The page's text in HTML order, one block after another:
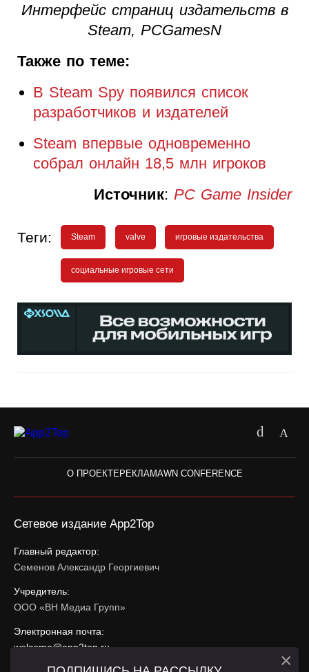
Интерфейс страниц издательств в
Steam, PCGamesN
Также по теме:
В Steam Spy появился список
разработчиков и издателей
Steam впервые одновременно
собрал онлайн 18,5 млн игроков
Источник: PC Game Insider
Теги: Steam valve игровые издательства
социальные игровые сети
О ПРОЕКТЕ РЕКЛАМАWN CONFERENCE
Сетевое издание App2Top
Главный редактор:
Семенов Александр Георгиевич
Учредитель:
ООО «ВН Медиа Групп»
Электронная почта:
welcome@app2top.ru
×